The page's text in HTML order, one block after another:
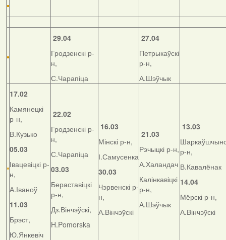
29.04
Гродзенскі р-
н,
С.Чарапіца
27.04
Петрыкаўскі
р-н,
А.Шэўчык
17.02
Камянецкі
р-н,
В.Кузько
05.03
Івацевіцкі р-
н,
А.Іваноў
11.03
Брэст,
Ю.Янкевіч
22.02
Гродзенскі р-
н,
С.Чарапіца
03.03
Бераставіцкі
р-н,
Дз.Вінчэўскі,
H.Pomorska
16.03
Мінскі р-н,
І.Самусенка
30.03
Чэрвенскі р-
н,
А.Вінчэўскі
21.03
Рэчыцкі р-н,
А.Халандач
Калінкавіцкі
р-н,
А.Шэўчык
13.03
р-н,
В.Кавалёнак
14.04
Мёрскі р-н,
А.Вінчэўскі